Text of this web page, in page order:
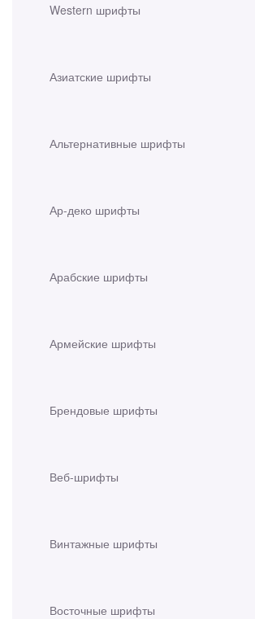
Western шрифты
Азиатские шрифты
Альтернативные шрифты
Ар-деко шрифты
Арабские шрифты
Армейские шрифты
Брендовые шрифты
Веб-шрифты
Винтажные шрифты
Восточные шрифты